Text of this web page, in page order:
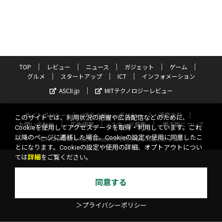
TOP レビュー ニュース ガジェット
ゲーム
グルメ
スタートアップ ICT
インフォメーション
ASCII.jp
MITテクノロジーレビュー
サイトポリシー プライバシーポリシー
運営会社
お問い合わせ
広告掲載 スタッフ募集
電子版について
©KADOKAWA ASCII Research Laboratories, Inc. 2026
このサイトでは、利用状況の把握や広告配信などのために、
Cookieを使用してアクセスデータを取得・利用しています。これ
以降のページに遷移した場合、Cookieの設定や使用に同意したこ
とになります。Cookieの設定や使用の詳細、オプトアウトについ
ては詳細 をご覧ください。
同意する
＞プライバシーポリシー